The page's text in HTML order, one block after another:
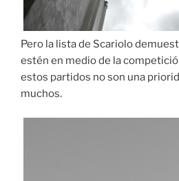
Pero la lista de Scariolo
estén en medio de la
estos partidos no son una
muchos.